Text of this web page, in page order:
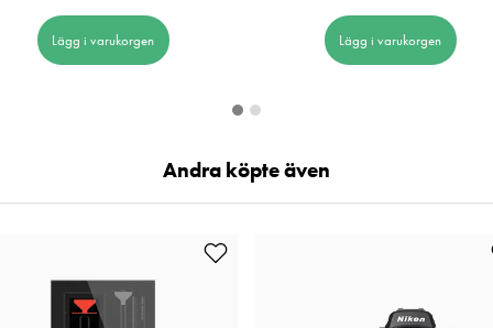
Lägg i varukorgen Lägg i varukorgen
Andra köpte även